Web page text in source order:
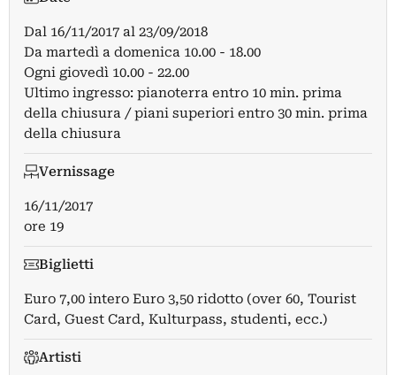
Dal 16/11/2017 al 23/09/2018
Da martedì a domenica 10.00 - 18.00
Ogni giovedì 10.00 - 22.00
Ultimo ingresso: pianoterra entro 10 min. prima
della chiusura / piani superiori entro 30 min. prima
della chiusura
Vernissage
16/11/2017
ore 19
Biglietti
Euro 7,00 intero Euro 3,50 ridotto (over 60, Tourist
Card, Guest Card, Kulturpass, studenti, ecc.)
Artisti